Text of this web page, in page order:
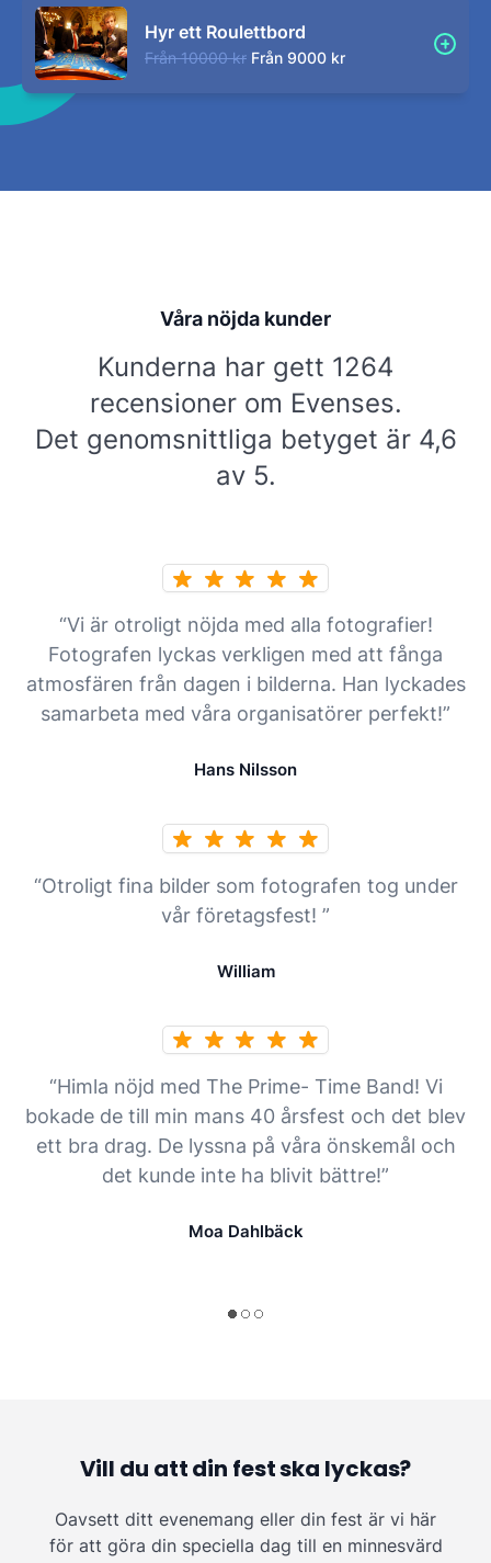
Hyr ett Roulettbord
Från 10000 kr Från 9000 kr
Våra nöjda kunder
Kunderna har gett 1264
recensioner om Evenses.
Det genomsnittliga betyget är 4,6
av 5.
“Vi är otroligt nöjda med alla fotografier!
Fotografen lyckas verkligen med att fånga
atmosfären från dagen i bilderna. Han lyckades
samarbeta med våra organisatörer perfekt!”
Hans Nilsson
“Otroligt fina bilder som fotografen tog under
vår företagsfest! ”
William
“Himla nöjd med The Prime- Time Band! Vi
bokade de till min mans 40 årsfest och det blev
ett bra drag. De lyssna på våra önskemål och
det kunde inte ha blivit bättre!”
Moa Dahlbäck
Vill du att din fest ska lyckas?
Oavsett ditt evenemang eller din fest är vi här
för att göra din speciella dag till en minnesvärd